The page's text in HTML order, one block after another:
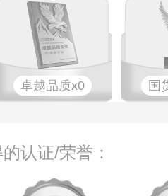
卓越品质x0 国
认证/荣誉：